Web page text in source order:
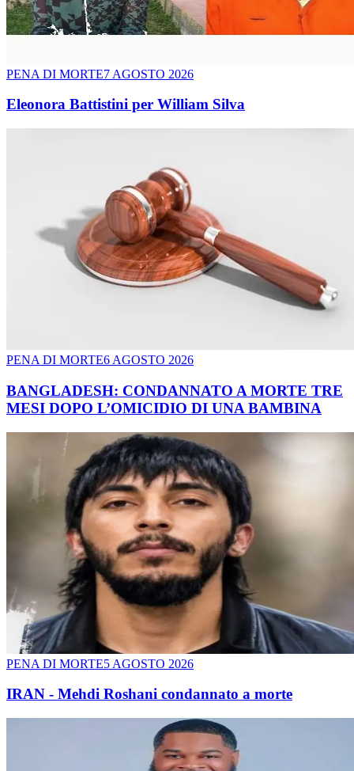
PENA DI MORTE7 AGOSTO 2026
Eleonora Battistini per William Silva
PENA DI MORTE6 AGOSTO 2026
BANGLADESH: CONDANNATO A MORTE TRE
MESI DOPO L’OMICIDIO DI UNA BAMBINA
PENA DI MORTE5 AGOSTO 2026
IRAN - Mehdi Roshani condannato a morte